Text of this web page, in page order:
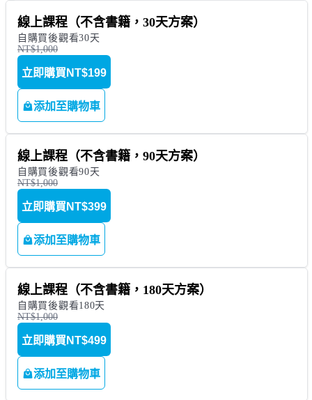
線上課程（不含書籍，30天方案）
自購買後觀看30天
NT$1,000
立即購買 NT$199
添加至購物車
線上課程（不含書籍，90天方案）
自購買後觀看90天
NT$1,000
立即購買 NT$399
添加至購物車
線上課程（不含書籍，180天方案）
自購買後觀看180天
NT$1,000
立即購買 NT$499
添加至購物車